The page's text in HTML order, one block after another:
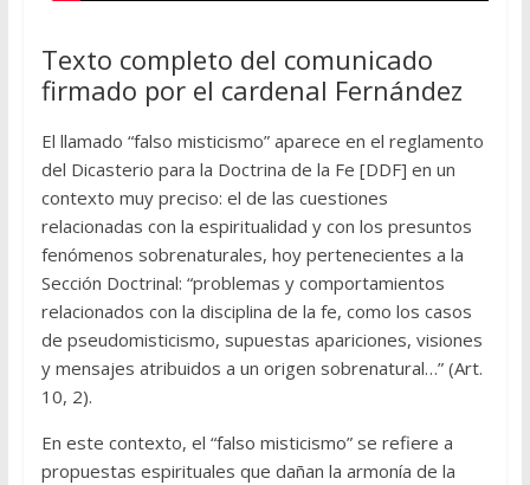
Texto completo del comunicado
firmado por el cardenal Fernández
El llamado “falso misticismo” aparece en el reglamento
del Dicasterio para la Doctrina de la Fe [DDF] en un
contexto muy preciso: el de las cuestiones
relacionadas con la espiritualidad y con los presuntos
fenómenos sobrenaturales, hoy pertenecientes a la
Sección Doctrinal: “problemas y comportamientos
relacionados con la disciplina de la fe, como los casos
de pseudomisticismo, supuestas apariciones, visiones
y mensajes atribuidos a un origen sobrenatural…” (Art.
10, 2).
En este contexto, el “falso misticismo” se refiere a
propuestas espirituales que dañan la armonía de la